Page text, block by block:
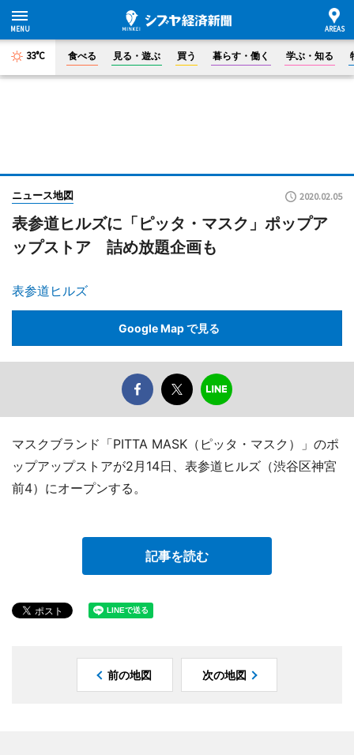
33°C 食べる 見る・遊ぶ 買う 暮らす・働く 学ぶ・知る
ニュース地図 2020.02.05
表参道ヒルズに「ピッタ・マスク」ポップア
ップストア 詰め放題企画も
表参道ヒルズ
Google Map で見る
マスクブランド「PITTA MASK（ピッタ・マスク）」のポ
ップアップストアが2月14日、表参道ヒルズ（渋谷区神宮
前4）にオープンする。
記事を読む
前の地図 次の地図